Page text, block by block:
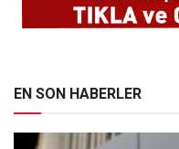
EN SON HABERLER